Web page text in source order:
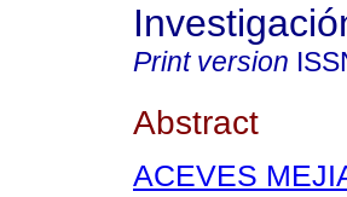
Print version
Abstract
ACEVES